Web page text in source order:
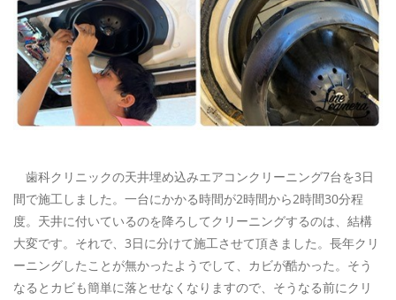
ご予約・お問い合わせ
0120-396-620
RESERVE
歯科クリニックの天井埋め込みエアコンクリーニング7台を3日
間で施工しました。一台にかかる時間が2時間から2時間30分程
度。天井に付いているのを降ろしてクリーニングするのは、結構
大変です。それで、3日に分けて施工させて頂きました。長年クリ
ーニングしたことが無かったようでして、カビが酷かった。そう
なるとカビも簡単に落とせなくなりますので、そうなる前にクリ